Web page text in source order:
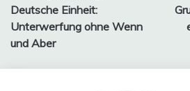
Deutsche Einheit:
Unterwerfung ohne Wenn
und Aber